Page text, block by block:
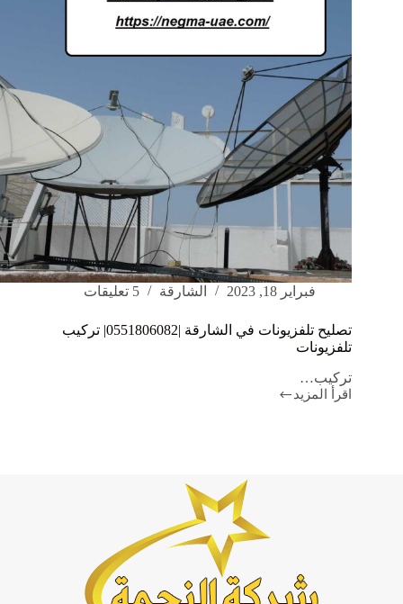
فبراير 18, 2023 الشارقة 5 تعليقات
تصليح تلفزيونات في الشارقة |0551806082| تركيب
تلفزيونات
تركيب…
اقرأ المزيد
تصليح